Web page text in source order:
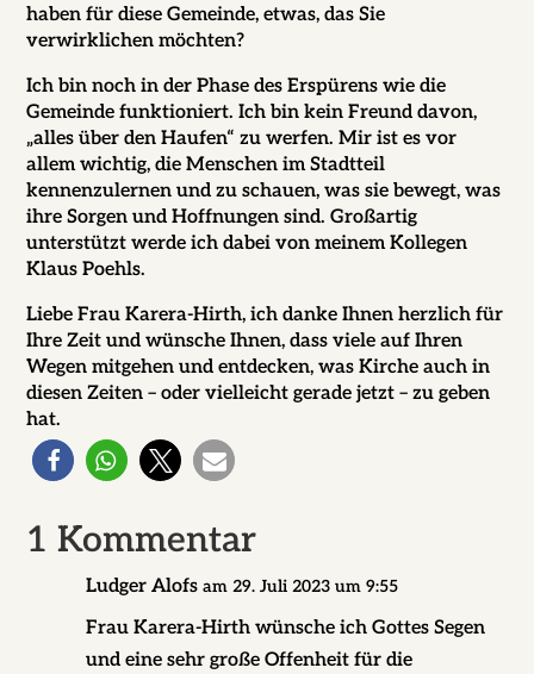
haben für diese Gemeinde, etwas, das Sie
verwirklichen möchten?
Ich bin noch in der Phase des Erspürens wie die
Gemeinde funktioniert. Ich bin kein Freund davon,
„alles über den Haufen“ zu werfen. Mir ist es vor
allem wichtig, die Menschen im Stadtteil
kennenzulernen und zu schauen, was sie bewegt, was
ihre Sorgen und Hoffnungen sind. Großartig
unterstützt werde ich dabei von meinem Kollegen
Klaus Poehls.
Liebe Frau Karera-Hirth, ich danke Ihnen herzlich für
Ihre Zeit und wünsche Ihnen, dass viele auf Ihren
Wegen mitgehen und entdecken, was Kirche auch in
diesen Zeiten – oder vielleicht gerade jetzt – zu geben
hat.
1 Kommentar
Ludger Alofs am 29. Juli 2023 um 9:55
Frau Karera-Hirth wünsche ich Gottes Segen
und eine sehr große Offenheit für die